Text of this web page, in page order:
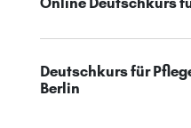
Deutschkurs für
Berlin